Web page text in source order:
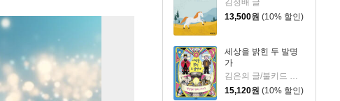
13,500원 (10% 할인)
세상을 밝힌 두 발명
가
김은의 글/불키드 그림
15,120원 (10% 할인)